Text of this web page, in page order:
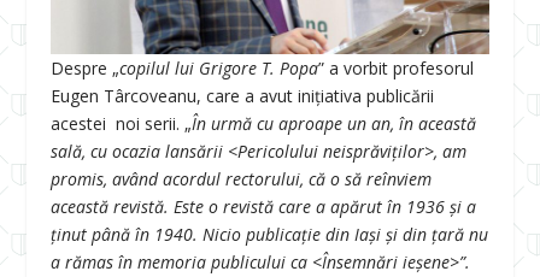
Despre „copilul lui Grigore T. Popa” a vorbit profesorul
Eugen Târcoveanu, care a avut inițiativa publicării
acestei noi serii. „În urmă cu aproape un an, în această
sală, cu ocazia lansării <Pericolului neisprăviților>, am
promis, având acordul rectorului, că o să reînviem
această revistă. Este o revistă care a apărut în 1936 și a
ținut până în 1940. Nicio publicație din Iași și din țară nu
a rămas în memoria publicului ca <Însemnări ieșene>”.